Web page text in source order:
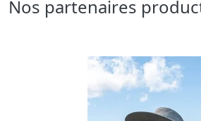
Nos partenaires